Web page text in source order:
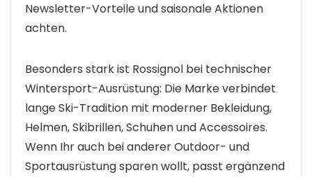
Newsletter-Vorteile und saisonale Aktionen
achten.
Besonders stark ist Rossignol bei technischer
Wintersport-Ausrüstung: Die Marke verbindet
lange Ski-Tradition mit moderner Bekleidung,
Helmen, Skibrillen, Schuhen und Accessoires.
Wenn Ihr auch bei anderer Outdoor- und
Sportausrüstung sparen wollt, passt ergänzend